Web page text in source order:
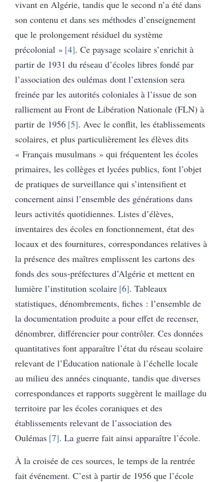
vivant en Algérie, tandis que le second n’a été dans
son contenu et dans ses méthodes d’enseignement
que le prolongement résiduel du système
précolonial » 4 . Ce paysage scolaire s’enrichit à
partir de 1931 du réseau d’écoles libres fondé par
l’association des oulémas dont l’extension sera
freinée par les autorités coloniales à l’issue de son
ralliement au Front de Libération Nationale (FLN) à
partir de 1956 5 . Avec le conflit, les établissements
scolaires, et plus particulièrement les élèves dits
« Français musulmans » qui fréquentent les écoles
primaires, les collèges et lycées publics, font l’objet
de pratiques de surveillance qui s’intensifient et
concernent ainsi l’ensemble des générations dans
leurs activités quotidiennes. Listes d’élèves,
inventaires des écoles en fonctionnement, état des
locaux et des fournitures, correspondances relatives à
la présence des maîtres emplissent les cartons des
fonds des sous-préfectures d’Algérie et mettent en
lumière l’institution scolaire 6 . Tableaux
statistiques, dénombrements, fiches : l’ensemble de
la documentation produite a pour effet de recenser,
dénombrer, différencier pour contrôler. Ces données
quantitatives font apparaître l’état du réseau scolaire
relevant de l’Éducation nationale à l’échelle locale
au milieu des années cinquante, tandis que diverses
correspondances et rapports suggèrent le maillage du
territoire par les écoles coraniques et des
établissements relevant de l’association des
Oulémas 7 . La guerre fait ainsi apparaître l’école.
À la croisée de ces sources, le temps de la rentrée
fait événement. C’est à partir de 1956 que l’école